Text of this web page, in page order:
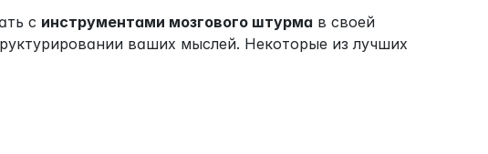
с инструментами мозгового штурма в своей
ваших мыслей. Некоторые из лучших